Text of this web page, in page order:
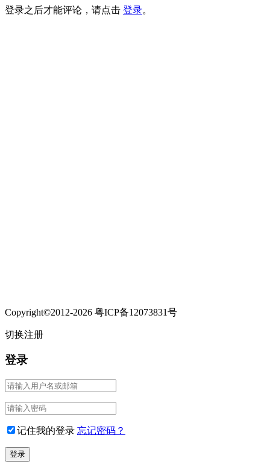
登录之后才能评论，请点击 登录。
Copyright©2012-2026 粤ICP备12073831号
切换注册
登录
记住我的登录 忘记密码？